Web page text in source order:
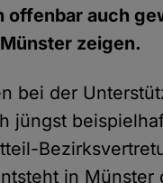
auch
zeigen.
bei der
jüngst
in